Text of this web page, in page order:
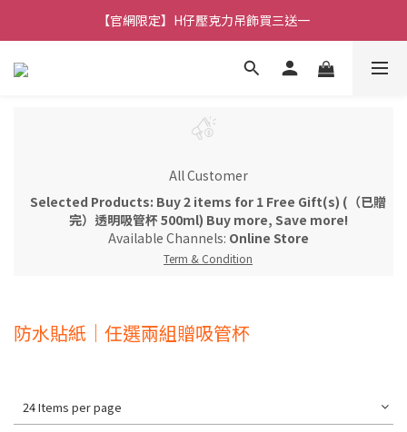
🚚 全館消費滿 $490 超取免運
【官網限定】H仔壓克力吊飾買三送一
🚚 全館消費滿 $490 超取免運
All Customer
Selected Products: Buy 2 items for 1 Free Gift(s) (（已贈
完）透明吸管杯 500ml) Buy more, Save more!
Available Channels: Online Store
Term & Condition
防水貼紙｜任選兩組贈吸管杯
24 Items per page